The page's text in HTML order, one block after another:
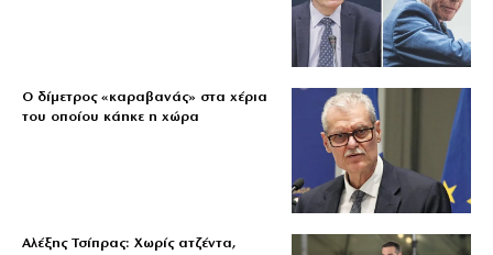
Ο δίμετρος «καραβανάς» στα χέρια
του οποίου κάηκε η χώρα
Αλέξης Τσίπρας: Χωρίς ατζέντα,